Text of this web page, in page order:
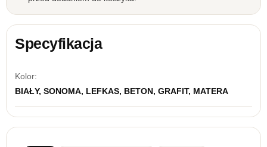
Specyfikacja
Kolor:
BIAŁY, SONOMA, LEFKAS, BETON, GRAFIT, MATERA